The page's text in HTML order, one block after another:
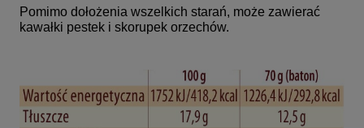
Pomimo dołożenia wszelkich starań, może zawierać
kawałki pestek i skorupek orzechów.